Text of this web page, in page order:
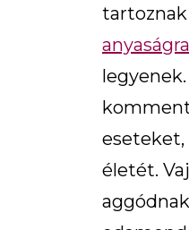
tartoznak
anyaságra
eseteket,
életét.